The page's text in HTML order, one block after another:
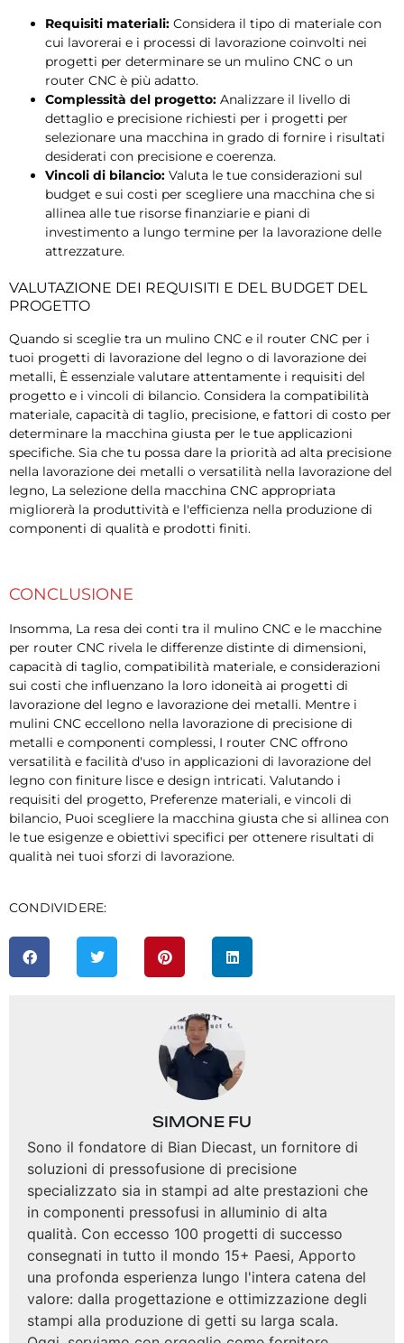
Requisiti materiali: Considera il tipo di materiale con
cui lavorerai e i processi di lavorazione coinvolti nei
progetti per determinare se un mulino CNC o un
router CNC è più adatto.
Complessità del progetto: Analizzare il livello di
dettaglio e precisione richiesti per i progetti per
selezionare una macchina in grado di fornire i risultati
desiderati con precisione e coerenza.
Vincoli di bilancio: Valuta le tue considerazioni sul
budget e sui costi per scegliere una macchina che si
allinea alle tue risorse finanziarie e piani di
investimento a lungo termine per la lavorazione delle
attrezzature.
VALUTAZIONE DEI REQUISITI E DEL BUDGET DEL
PROGETTO
Quando si sceglie tra un mulino CNC e il router CNC per i
tuoi progetti di lavorazione del legno o di lavorazione dei
metalli, È essenziale valutare attentamente i requisiti del
progetto e i vincoli di bilancio. Considera la compatibilità
materiale, capacità di taglio, precisione, e fattori di costo per
determinare la macchina giusta per le tue applicazioni
specifiche. Sia che tu possa dare la priorità ad alta precisione
nella lavorazione dei metalli o versatilità nella lavorazione del
legno, La selezione della macchina CNC appropriata
migliorerà la produttività e l'efficienza nella produzione di
componenti di qualità e prodotti finiti.
CONCLUSIONE
Insomma, La resa dei conti tra il mulino CNC e le macchine
per router CNC rivela le differenze distinte di dimensioni,
capacità di taglio, compatibilità materiale, e considerazioni
sui costi che influenzano la loro idoneità ai progetti di
lavorazione del legno e lavorazione dei metalli. Mentre i
mulini CNC eccellono nella lavorazione di precisione di
metalli e componenti complessi, I router CNC offrono
versatilità e facilità d'uso in applicazioni di lavorazione del
legno con finiture lisce e design intricati. Valutando i
requisiti del progetto, Preferenze materiali, e vincoli di
bilancio, Puoi scegliere la macchina giusta che si allinea con
le tue esigenze e obiettivi specifici per ottenere risultati di
qualità nei tuoi sforzi di lavorazione.
CONDIVIDERE:
SIMONE FU
Sono il fondatore di Bian Diecast, un fornitore di
soluzioni di pressofusione di precisione
specializzato sia in stampi ad alte prestazioni che
in componenti pressofusi in alluminio di alta
qualità. Con eccesso 100 progetti di successo
consegnati in tutto il mondo 15+ Paesi, Apporto
una profonda esperienza lungo l'intera catena del
valore: dalla progettazione e ottimizzazione degli
stampi alla produzione di getti su larga scala.